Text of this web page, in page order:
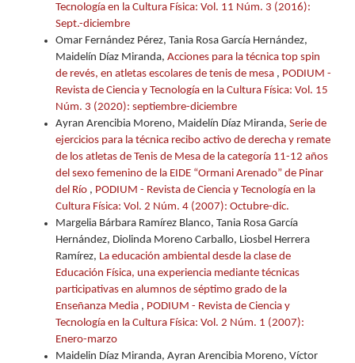
Tecnología en la Cultura Física: Vol. 11 Núm. 3 (2016):
Sept.-diciembre
Omar Fernández Pérez, Tania Rosa García Hernández,
Maidelín Díaz Miranda, Acciones para la técnica top spin
de revés, en atletas escolares de tenis de mesa , PODIUM -
Revista de Ciencia y Tecnología en la Cultura Física: Vol. 15
Núm. 3 (2020): septiembre-diciembre
Ayran Arencibia Moreno, Maidelín Díaz Miranda, Serie de
ejercicios para la técnica recibo activo de derecha y remate
de los atletas de Tenis de Mesa de la categoría 11-12 años
del sexo femenino de la EIDE “Ormani Arenado” de Pinar
del Río , PODIUM - Revista de Ciencia y Tecnología en la
Cultura Física: Vol. 2 Núm. 4 (2007): Octubre-dic.
Margelia Bárbara Ramírez Blanco, Tania Rosa García
Hernández, Diolinda Moreno Carballo, Liosbel Herrera
Ramírez, La educación ambiental desde la clase de
Educación Física, una experiencia mediante técnicas
participativas en alumnos de séptimo grado de la
Enseñanza Media , PODIUM - Revista de Ciencia y
Tecnología en la Cultura Física: Vol. 2 Núm. 1 (2007):
Enero-marzo
Maidelin Díaz Miranda, Ayran Arencibia Moreno, Víctor